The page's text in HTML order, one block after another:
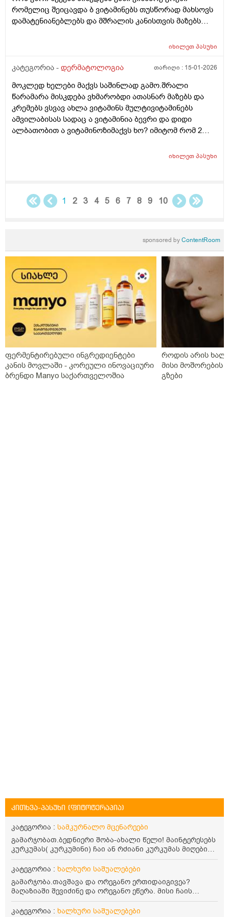
რომელიც შეიცავდა ბ ვიტამინებს თუსწორად მახსოვს
დამატენიანებლებს და მშრალის კანისთვის მაზებს
გამომწვევი მიზეზები ხშირი ხელების ბანვის გარდა და
გამომწვევი მიზეზები ან რა სხვა დაავადებები
კრემი
იხილეთპასუხი
კატეგორია - დერმატოლოგია თარიღი : 15-01-2026
მოკლედ ხელები მაქვს საშინლად გამო.შრალი
წარამარა მისკდება ვხმარობდი ათასნარ მაზებს და
კრემებს ვსვავ ახლა ვიტამინს მულტივიტამინებს
ამვილაბისას სადაც ა ვიტამინია ბევრი და დიდი
ალბათობით ა ვიტამინოზიმაქვს ხო? იმიტომ რომ 2
დაბანვაზე მიუხეშდება და მისკდება შემდეგ და არის
იხილეთპასუხი
1 2 3 4 5 6 7 8 9 10
sponsored byContentRoom
ფერმენტირებული ინგრედიენტები
კანის მოვლაში - კორეული ინოვაციური
ბრენდი Manyo საქართველოშია
როდის არის
მისი მოშორების
გზები
კითხვა-პასუხი (ფიტოტერაპია)
კატეგორია : სამკურნალო მცენარეები
გამარჯობათ.ბედნიერი შობა-ახალი წელი! მაინტერესებს
კურკუმას( კურკუმინი) ჩაი ან რძიანი კურკუმას მიღების
წესი. მაინტერესებდა და წავიკითხე ასეთი ინფორმაცია:
კურკუმას გააჩნია ანთების საწინააღმდეგო,
უნდა მივიღოთო ცხიმთან და შავ პილპილთან ერთად
ეფექტურობის მიზნით. 1) პირველი ვარიანტი არის ჩაი:
როგორ მივიღო კურკუმას ჩაი? უზმოზე,ჭამამდე თუ ჭამის
შემდეგ? თბილი წყალი უნდა დავასხათ თუ მდუღარე?
კატეგორია : ხალხური საშუალებები
გამარჯობა.თავშავა და ორეგანო ერთიდაიგივეა?
მაღაზიაში შევიძინე და ორეგანო ეწერა. მისი ჩაის
დალევის წესი მაინტერესებს.რისთვის არის კარგი?
წავიკითხე რომ: 1 ჭიქა თბილ წყალში ჩავყაროთ 1 ჩაის
კატეგორია : ხალხური საშუალებები